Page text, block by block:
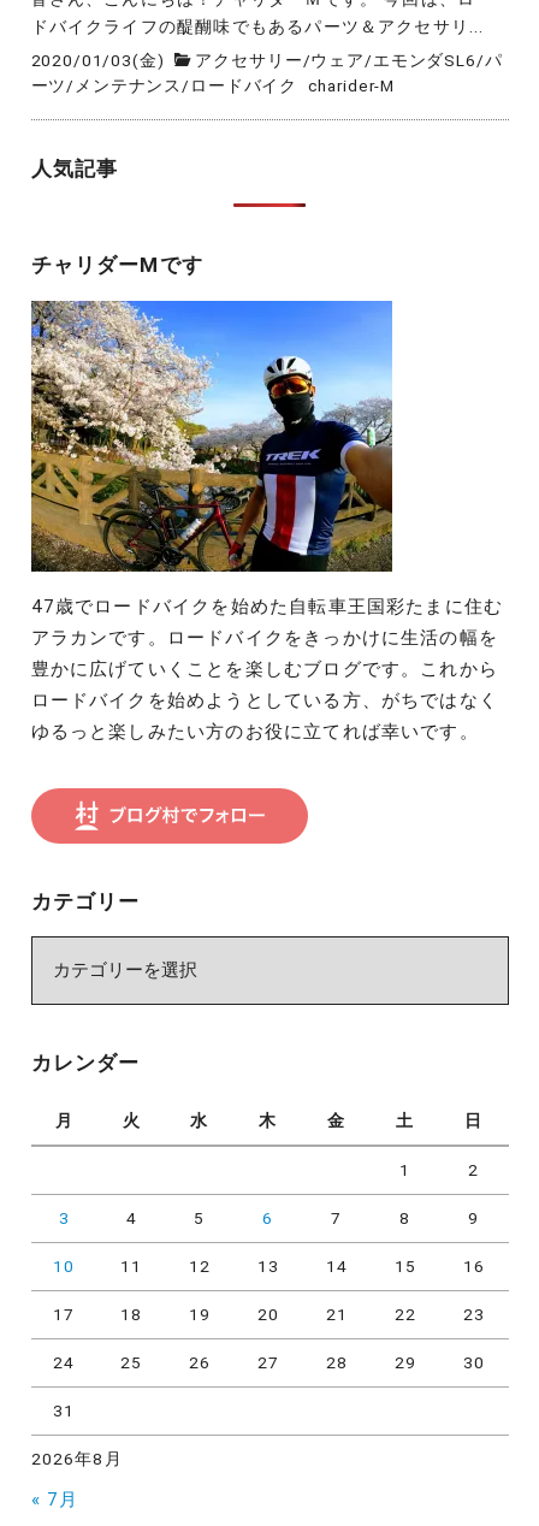
ドバイクライフの醍醐味でもあるパーツ＆アクセサリ...
2020/01/03(金) アクセサリー/ウェア/エモンダSL6/パ
ーツ/ メンテナンス/ ロードバイク charider-M
人気記事
チャリダーMです
47歳でロードバイクを始めた自転車王国彩たまに住む
アラカンです。ロードバイクをきっかけに生活の幅を
豊かに広げていくことを楽しむブログです。これから
ロードバイクを始めようとしている方、がちではなく
ゆるっと楽しみたい方のお役に立てれば幸いです。
カテゴリー
ー
カレンダー
2026年8月
月 火 水 木 金 土 日
1 2
3 4 5 6 7 8 9
10 11 12 13 14 15 16
17 18 19 20 21 22 23
24 25 26 27 28 29 30
31
« 7月